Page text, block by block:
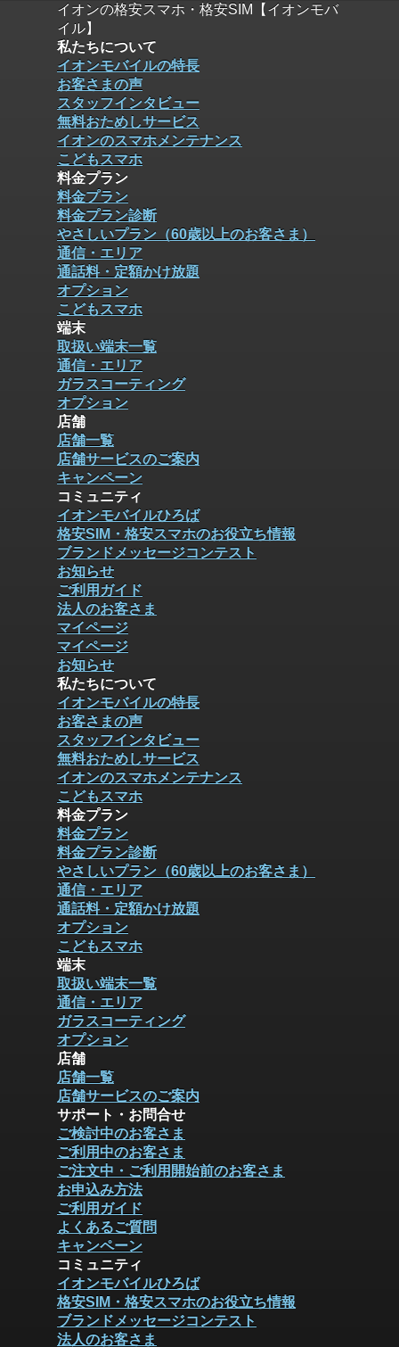
イオンの格安スマホ・格安SIM【イオンモバ
イル】
私たちについて
イオンモバイルの特長
お客さまの声
スタッフインタビュー
無料おためしサービス
イオンのスマホメンテナンス
こどもスマホ
料金プラン
料金プラン
料金プラン診断
やさしいプラン（60歳以上のお客さま）
通信・エリア
通話料・定額かけ放題
オプション
こどもスマホ
端末
取扱い端末一覧
通信・エリア
ガラスコーティング
オプション
店舗
店舗一覧
店舗サービスのご案内
キャンペーン
コミュニティ
イオンモバイルひろば
格安SIM・格安スマホのお役立ち情報
ブランドメッセージコンテスト
お知らせ
ご利用ガイド
法人のお客さま
マイページ
マイページ
お知らせ
私たちについて
イオンモバイルの特長
お客さまの声
スタッフインタビュー
無料おためしサービス
イオンのスマホメンテナンス
こどもスマホ
料金プラン
料金プラン
料金プラン診断
やさしいプラン（60歳以上のお客さま）
通信・エリア
通話料・定額かけ放題
オプション
こどもスマホ
端末
取扱い端末一覧
通信・エリア
ガラスコーティング
オプション
店舗
店舗一覧
店舗サービスのご案内
サポート・お問合せ
ご検討中のお客さま
ご利用中のお客さま
ご注文中・ご利用開始前のお客さま
お申込み方法
ご利用ガイド
よくあるご質問
キャンペーン
コミュニティ
イオンモバイルひろば
格安SIM・格安スマホのお役立ち情報
ブランドメッセージコンテスト
法人のお客さま